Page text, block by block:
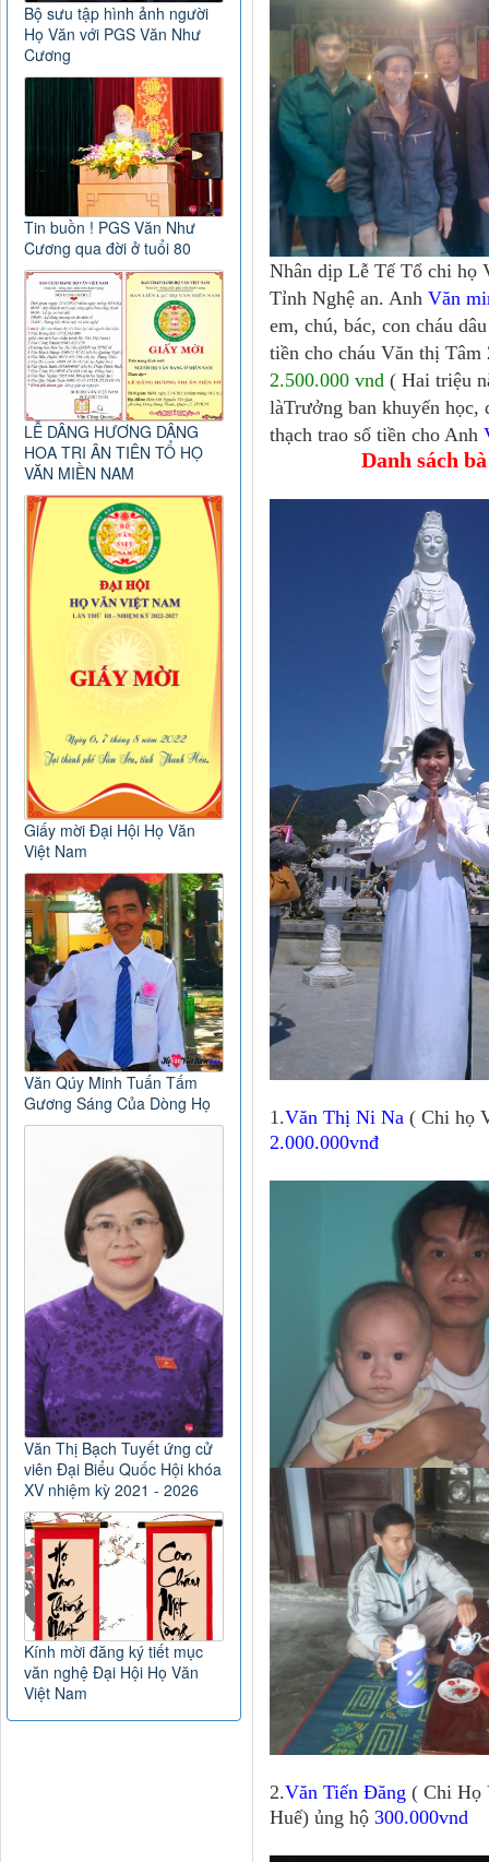
Nhân dịp Lễ Tế Tổ chi họ
Tỉnh Nghệ an. Anh Văn
em, chú, bác, con cháu
tiền cho cháu Văn thị
2.500.000 vnd( Hai triệu
làTrưởng ban khuyến
thạch trao số tiền cho Anh
Danh sách
1.Văn Thị Ni Na( Chi họ
2.000.000vnđ
2.Văn Tiến Đăng ( Chi Họ
Huế) ủng hộ 300.000vnd
Bộ sưu tập hình ảnh người
Họ Văn với PGS Văn Như
Cương
Tin buồn ! PGS Văn Như
Cương qua đời ở tuổi 80
LỄ DÂNG HƯƠNG DÂNG
HOA TRI ÂN TIÊN TỔ HỌ
VĂN MIỀN NAM
Giấy mời Đại Hội Họ Văn
Việt Nam
Văn Qúy Minh Tuấn Tấm
Gương Sáng Của Dòng Họ
Văn Thị Bạch Tuyết ứng cử
viên Đại Biểu Quốc Hội khóa
XV nhiệm kỳ 2021 - 2026
Kính mời đăng ký tiết mục
văn nghệ Đại Hội Họ Văn
Việt Nam